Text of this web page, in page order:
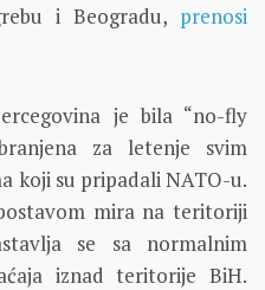
i Beogradu, prenosi
je bila “no-fly
za letenje svim
koji su pripadali NATO-u.
mira na teritoriji
se sa normalnim
iznad teritorije BiH.